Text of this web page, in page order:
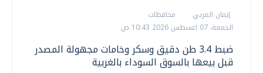
إيمان العربي
محافظات
الجمعة، 07 اغسطس 2026 10:43 ص
ضبط 3.4 طن دقيق وسكر وخامات مجهولة المصدر
قبل بيعها بالسوق السوداء بالغربية